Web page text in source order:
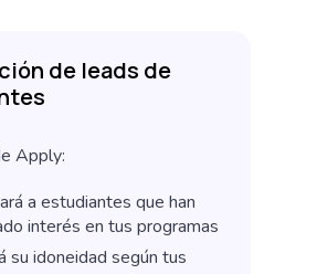
de leads de
Apply:
a estudiantes que han
interés en tus programas
su idoneidad según tus